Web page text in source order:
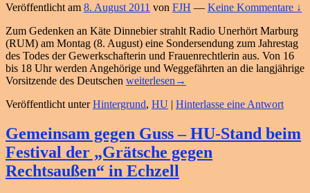
Veröffentlicht am 8. August 2011 von FJH — Keine Kommentare ↓
Zum Gedenken an Käte Dinnebier strahlt Radio Unerhört Marburg
(RUM) am Montag (8. August) eine Sondersendung zum Jahrestag
des Todes der Gewerkschafterin und Frauenrechtlerin aus. Von 16
bis 18 Uhr werden Angehörige und Weggefährten an die langjährige
Vorsitzende des Deutschen Zum
an
Dinnebier
–
Radiosendung
zum
Todestag
weiterlesen →
Veröffentlicht unter Hintergrund, HU | Hinterlasse eine Antwort
Gemeinsam gegen Guss – HU-Stand beim
Festival der „Grätsche gegen
Rechtsaußen“ in Echzell